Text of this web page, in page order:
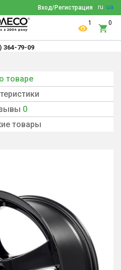
ru ua
Вход/Регистрация
1 0
364-79-09
товаре
0
товары